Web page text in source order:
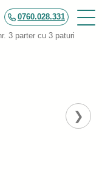
0760.028.331
3 parter cu 3 paturi